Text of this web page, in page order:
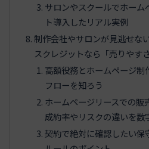
サロンやスクールでホーム
ト導入したリアル実例
制作会社やサロンが見逃せな
スクレジットなら「売りやす
高額役務とホームページ
フローを知ろう
ホームページリースでの販
成約率やリスクの違いを数
契約で絶対に確認したい保